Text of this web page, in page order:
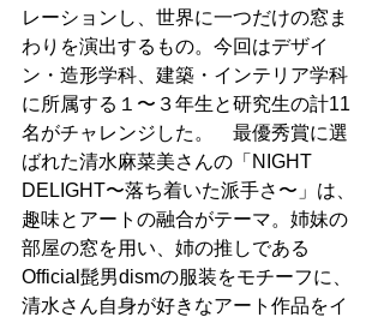
レーションし、世界に一つだけの窓ま
わりを演出するもの。今回はデザイ
ン・造形学科、建築・インテリア学科
に所属する１〜３年生と研究生の計11
名がチャレンジした。　最優秀賞に選
ばれた清水麻菜美さんの「NIGHT
DELIGHT〜落ち着いた派手さ〜」は、
趣味とアートの融合がテーマ。姉妹の
部屋の窓を用い、姉の推しである
Official髭男dismの服装をモチーフに、
清水さん自身が好きなアート作品をイ